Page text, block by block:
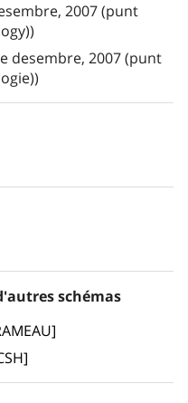
2007 (punt
desembre, 2007 (punt
schémas